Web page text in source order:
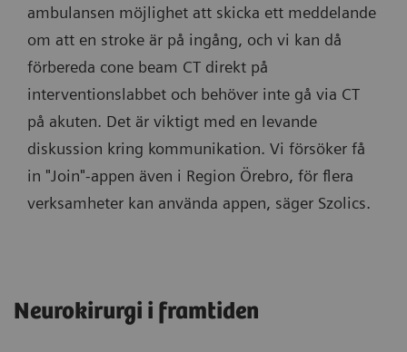
ambulansen möjlighet att skicka ett meddelande
om att en stroke är på ingång, och vi kan då
förbereda cone beam CT direkt på
interventionslabbet och behöver inte gå via CT
på akuten. Det är viktigt med en levande
diskussion kring kommunikation. Vi försöker få
in "Join"-appen även i Region Örebro, för flera
verksamheter kan använda appen, säger Szolics.
Neurokirurgi i framtiden